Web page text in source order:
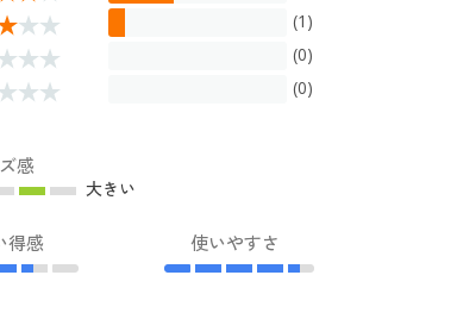
(1)
(0)
(0)
感
大きい
得感 使いやすさ